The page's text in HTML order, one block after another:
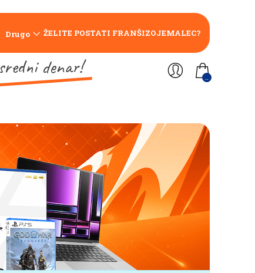
Drugo ŽELITE POSTATI FRANŠIZOJEMALEC?
denar! ..